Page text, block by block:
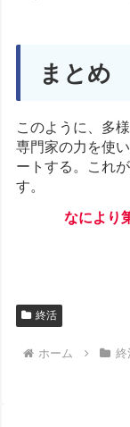
まとめ
このように、多
専門家の力を使
ートする。これ
す。
なにより
終活
ホーム 終